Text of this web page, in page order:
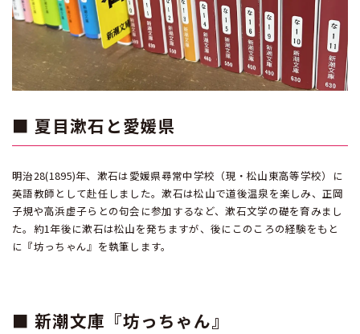
■ 夏目漱石と愛媛県
明治28(1895)年、漱石は愛媛県尋常中学校（現・松山東高等学校）に
英語教師として赴任しました。漱石は松山で道後温泉を楽しみ、正岡
子規や高浜虚子らとの句会に参加するなど、漱石文学の礎を育みまし
た。約1年後に漱石は松山を発ちますが、後にこのころの経験をもと
に『坊っちゃん』を執筆します。
■ 新潮文庫『坊っちゃん』